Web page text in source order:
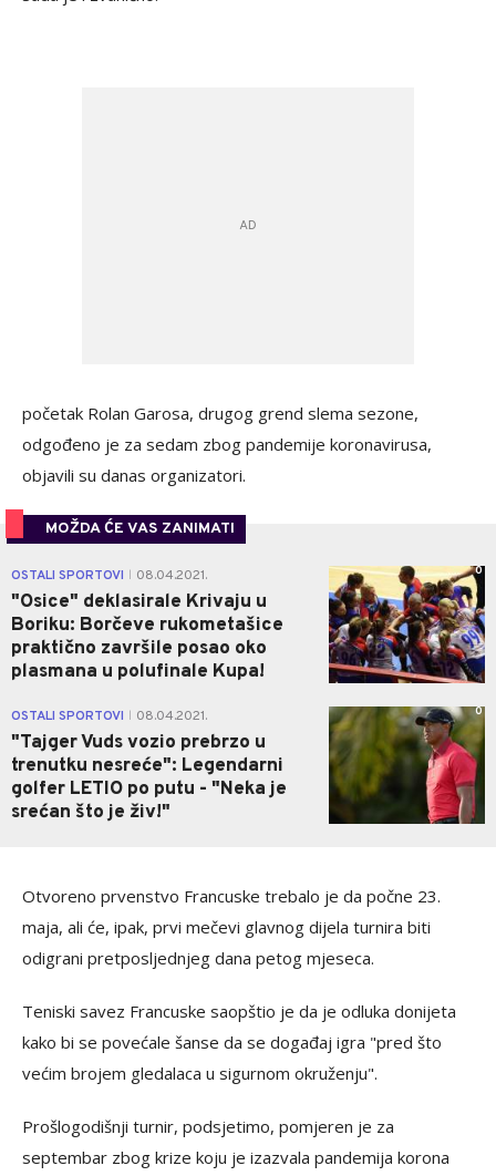
početak Rolan Garosa, drugog grend slema sezone,
odgođeno je za sedam zbog pandemije koronavirusa,
objavili su danas organizatori.
MOŽDA ĆE VAS ZANIMATI
OSTALI SPORTOVI 08.04.2021.
"Osice" deklasirale Krivaju u
Boriku: Borčeve rukometašice
praktično završile posao oko
plasmana u polufinale Kupa!
0
OSTALI SPORTOVI 08.04.2021.
"Tajger Vuds vozio prebrzo u
trenutku nesreće": Legendarni
golfer LETIO po putu - "Neka je
srećan što je živ!"
0
Otvoreno prvenstvo Francuske trebalo je da počne 23.
maja, ali će, ipak, prvi mečevi glavnog dijela turnira biti
odigrani pretposljednjeg dana petog mjeseca.
Teniski savez Francuske saopštio je da je odluka donijeta
kako bi se povećale šanse da se događaj igra "pred što
većim brojem gledalaca u sigurnom okruženju".
Prošlogodišnji turnir, podsjetimo, pomjeren je za
septembar zbog krize koju je izazvala pandemija korona